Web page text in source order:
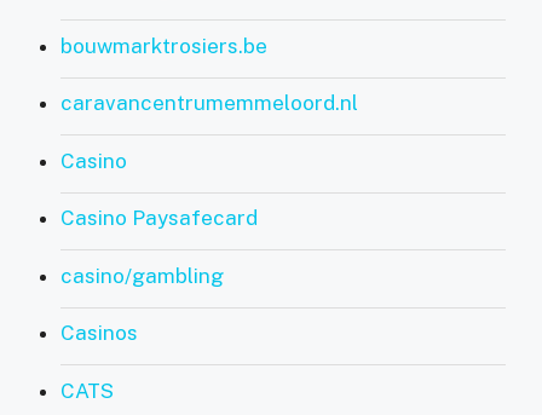
bouwmarktrosiers.be
caravancentrumemmeloord.nl
Casino
Casino Paysafecard
casino/gambling
Casinos
CATS